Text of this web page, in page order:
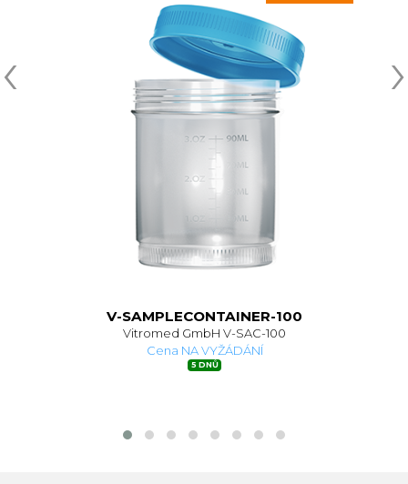
V-SAMPLECONTAINER-100
Vitromed GmbH V-SAC-100
Cena NA VYŽÁDÁNÍ
5 DNŮ
‹ ›